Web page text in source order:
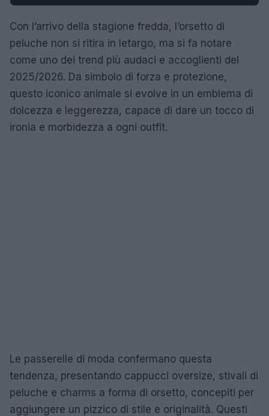
Con l’arrivo della stagione fredda, l’orsetto di
peluche non si ritira in letargo, ma si fa notare
come uno dei trend più audaci e accoglienti del
2025/2026. Da simbolo di forza e protezione,
questo iconico animale si evolve in un emblema di
dolcezza e leggerezza, capace di dare un tocco di
ironia e morbidezza a ogni outfit.
Le passerelle di moda confermano questa
tendenza, presentando cappucci oversize, stivali di
peluche e charms a forma di orsetto, concepiti per
aggiungere un pizzico di stile e originalità. Questi